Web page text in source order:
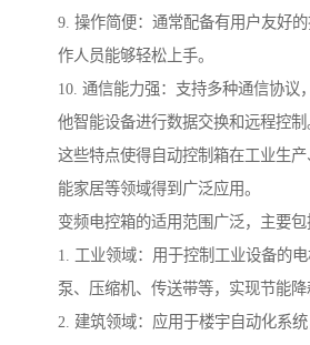
9. 操作简便：通常配备有用户友好
作人员能够轻松上手。
10. 通信能力强：支持多种通信协议
他智能设备进行数据交换和远程控制
这些特点使得自动控制箱在工业生
能家居等领域得到广泛应用。
变频电控箱的适用范围广泛，主要包
1. 工业领域：用于控制工业设备的
泵、压缩机、传送带等，实现节能降
2. 建筑领域：应用于楼宇自动化系